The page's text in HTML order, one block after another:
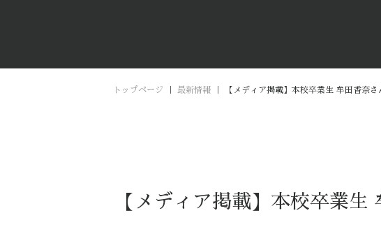
トップページ 最新情報 【メディア掲載】本校卒業生 牟田香奈
【メディア掲載】本校卒業